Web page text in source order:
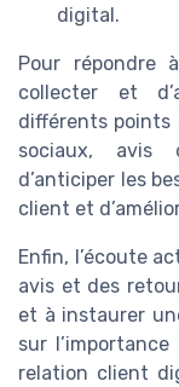
digital.
Pour répondre
collecter et
différents points
sociaux, avis
d’anticiper les
client et
Enfin, l’écoute
avis et des
et à instaurer
sur
relation client